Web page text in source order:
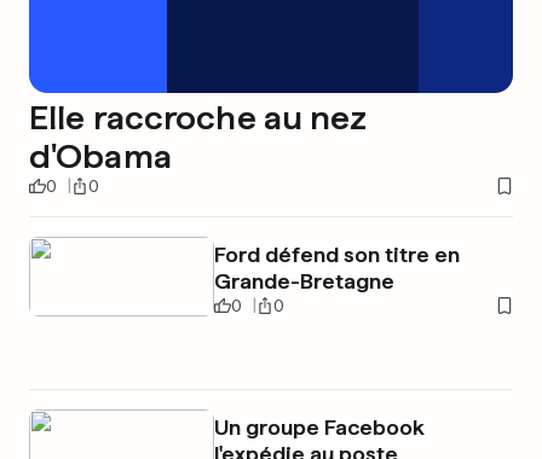
Elle raccroche au nez
d'Obama
0 0
Ford défend son titre en
Grande-Bretagne
0 0
Un groupe Facebook
l'expédie au poste